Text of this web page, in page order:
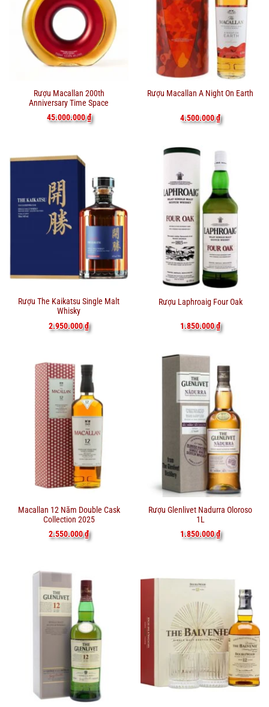
Rượu Macallan 200th
Anniversary Time Space
45.000.000₫
Rượu Macallan A Night On Earth
4.500.000₫
Rượu The Kaikatsu Single Malt
Whisky
2.950.000₫
Rượu Laphroaig Four Oak
1.850.000₫
Macallan 12 Năm Double Cask
Collection 2025
2.550.000₫
Rượu Glenlivet Nadurra Oloroso
1L
1.850.000₫